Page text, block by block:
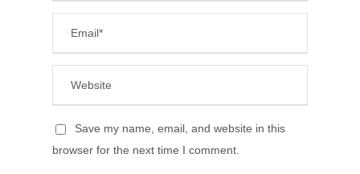
Save my name, email, and website in this
browser for the next time I comment.